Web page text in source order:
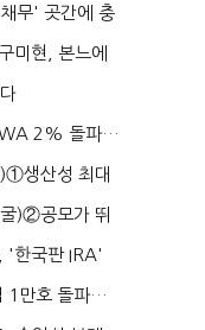
무' 곳간에 충
미현, 본느에
2% 돌파…
생산성 최대
)②공모가 뛰
'한국판 IRA'
1만호 돌파…